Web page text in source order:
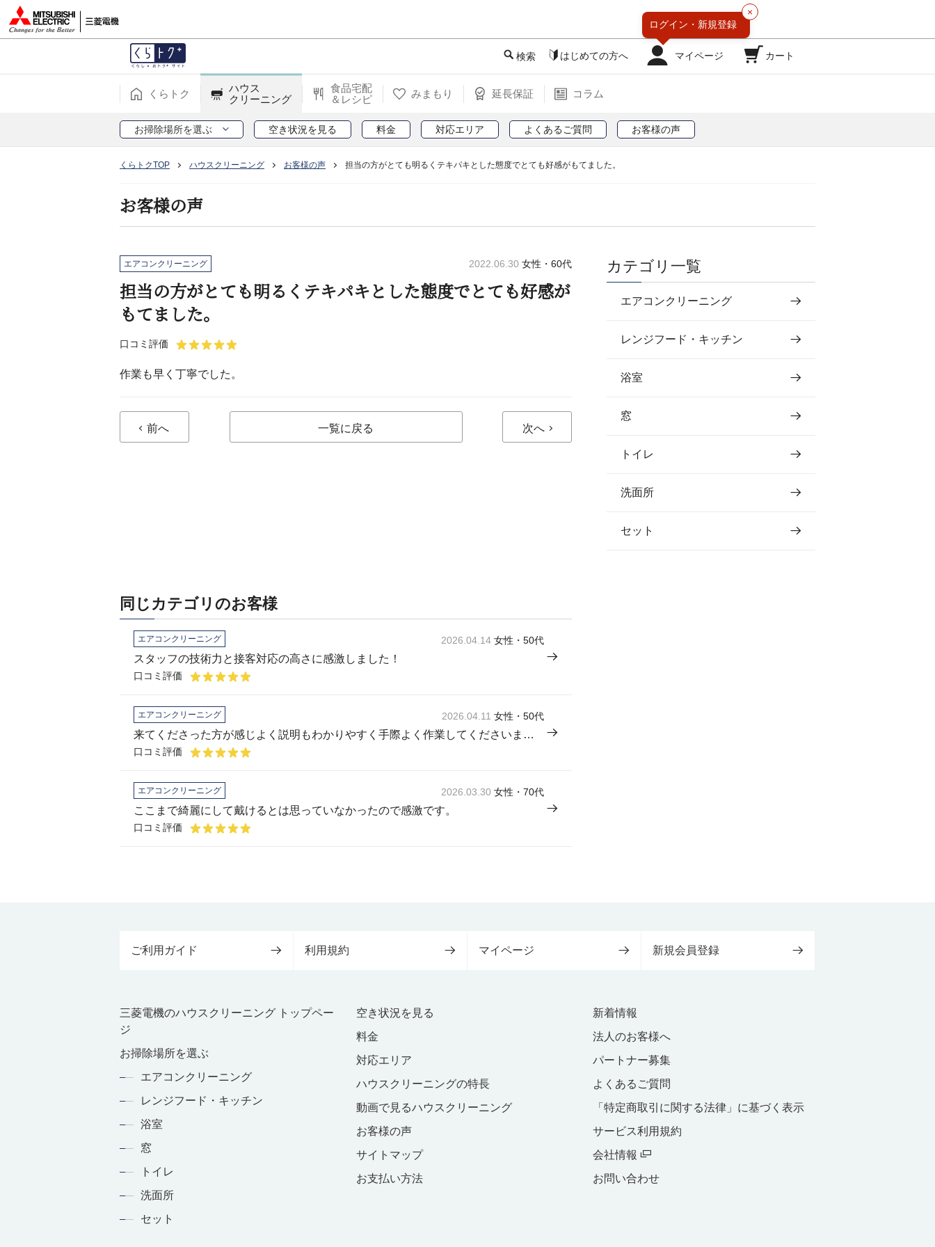
検索 はじめての方へ マイページ
×
ログイン・ 新規登録
カート
くらトク
ハウス
クリーニング
食品宅配
＆レシピ
みまもり 延長保証 コラム
お掃除場所を選ぶ 空き状況を見る 料金 対応エリア よくあるご質問 お客様の声
くらトクTOP ハウスクリーニング お客様の声 担当の方がとても明るくテキパキとした態度でとても好感がもてました。
お客様の声
エアコンクリーニング 2022.06.30 女性・60代
担当の方がとても明るくテキパキとした態度でとても好感が
もてました。
口コミ評価
作業も早く丁寧でした。
前へ 一覧に戻る 次へ
カテゴリ一覧
エアコンクリーニング
レンジフード・キッチン
浴室
窓
トイレ
洗面所
セット
同じカテゴリのお客様
エアコンクリーニング 2026.04.14 女性・50代
スタッフの技術力と接客対応の高さに感激しました！
口コミ評価
エアコンクリーニング 2026.04.11 女性・50代
来てくださった方が感じよく説明もわかりやすく手際よく作業してくださいました。
口コミ評価
エアコンクリーニング 2026.03.30 女性・70代
ここまで綺麗にして戴けるとは思っていなかったので感激です。
口コミ評価
ご利用ガイド 利用規約 マイページ 新規会員登録
三菱電機のハウスクリーニング トップペー
ジ
お掃除場所を選ぶ
エアコンクリーニング
レンジフード・キッチン
浴室
窓
トイレ
洗面所
セット
空き状況を見る
料金
対応エリア
ハウスクリーニングの特長
動画で見るハウスクリーニング
お客様の声
サイトマップ
お支払い方法
新着情報
法人のお客様へ
パートナー募集
よくあるご質問
「特定商取引に関する法律」に基づく表示
サービス利用規約
会社情報
お問い合わせ